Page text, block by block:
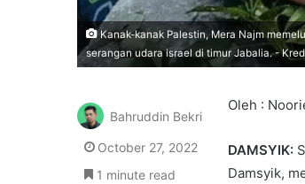
Kanak-kanak Palestin, Mera Najm
serangan udara israel di timur Jabalia. -
Oleh :
DAMSYIK:
Damsyik,
Bahruddin Bekri
October 27, 2022
1 minute read